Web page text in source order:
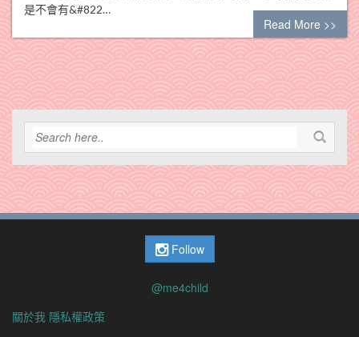
是不會有&#822…
Read More >>
Follow
@me4child
關於我 隱私權政策